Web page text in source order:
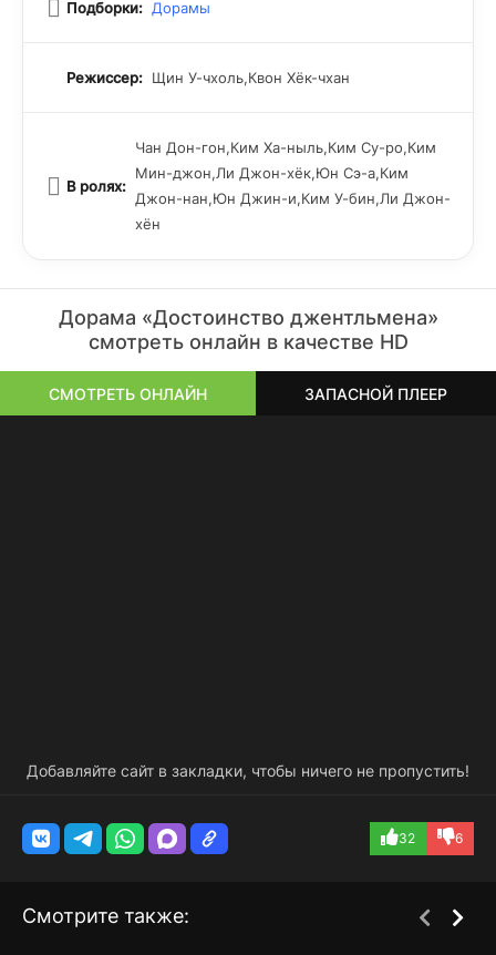
Подборки: Дорамы
Режиссер: Щин У-чхоль,Квон Хёк-чхан
В ролях:
Чан Дон-гон,Ким Ха-ныль,Ким Су-ро,Ким
Мин-джон,Ли Джон-хёк,Юн Сэ-а,Ким
Джон-нан,Юн Джин-и,Ким У-бин,Ли Джон-
хён
Дорама «Достоинство джентльмена»
смотреть онлайн в качестве HD
СМОТРЕТЬ ОНЛАЙН ЗАПАСНОЙ ПЛЕЕР
Добавляйте сайт в закладки, чтобы ничего не пропустить!
32 6
Смотрите также: